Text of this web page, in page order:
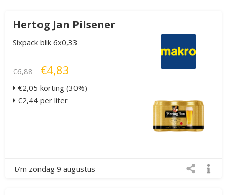
Hertog Jan Pilsener
Sixpack blik 6x0,33
€6,88 €4,83
€2,05 korting (30%)
€2,44 per liter
t/m zondag 9 augustus